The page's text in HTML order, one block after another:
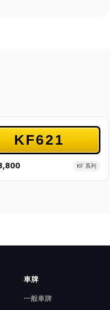
KF621
KF 系列
車牌
一般車牌